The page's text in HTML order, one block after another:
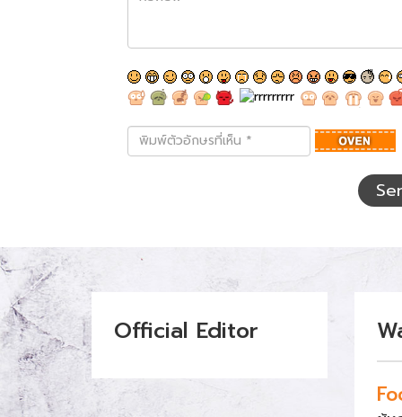
พิมพ์
ตัว
Official Editor